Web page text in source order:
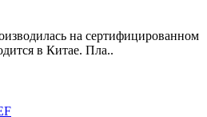
на сертифицированном
в Китае. Пла..